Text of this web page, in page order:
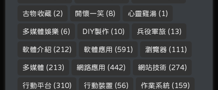
古物收藏 (2) 開懷一笑 (8) 心靈雞湯 (1)
多媒體娛樂 (6) DIY製作 (10) 兵役軍旅 (13)
軟體介紹 (212) 軟體應用 (591) 瀏覽器 (111)
多媒體 (213) 網路應用 (442) 網站技術 (274)
行動平台 (310) 行動裝置 (56) 作業系統 (159)